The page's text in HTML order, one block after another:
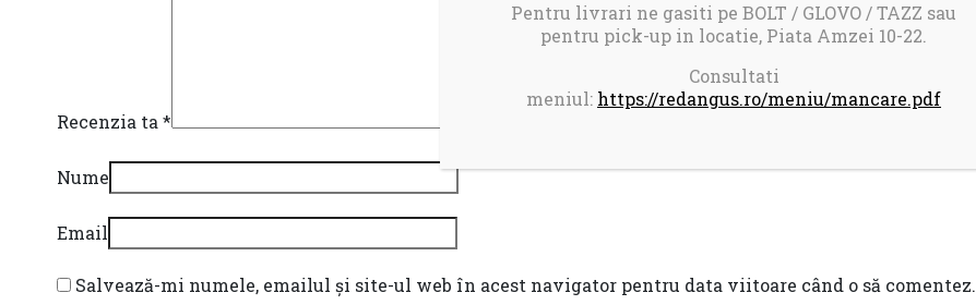
Recenzia ta *
Nume
Email
Salvează-mi numele, emailul și site-ul web în acest navigator pentru data viitoare când o să comentez.
Pentru livrari ne gasiti pe BOLT / GLOVO / TAZZ sau
pentru pick-up in locatie, Piata Amzei 10-22.
Consultati
meniul: https://redangus.ro/meniu/mancare.pdf